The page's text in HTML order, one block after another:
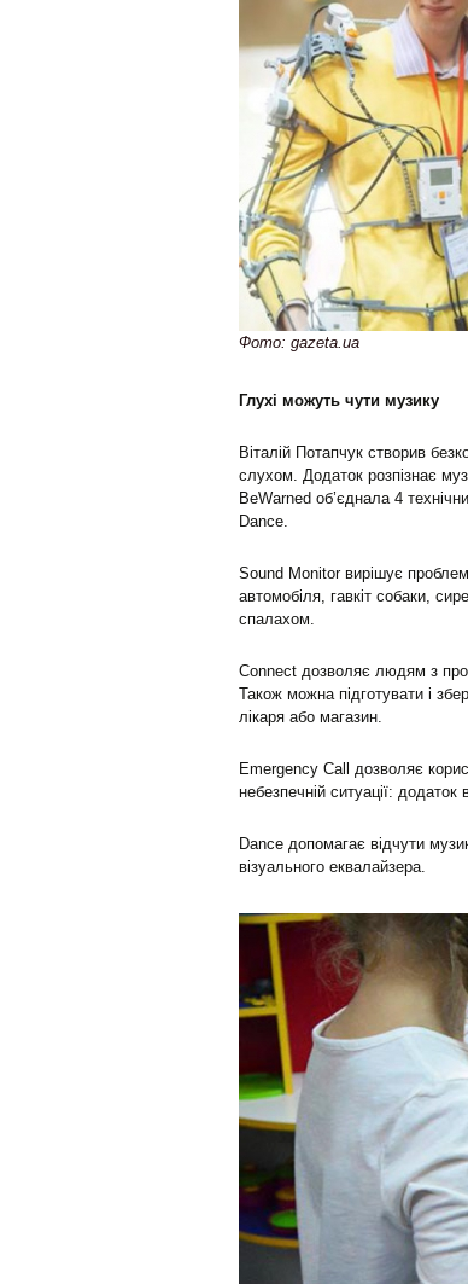
Фото: gazeta.ua
Глухі можуть чути музику
Віталій Потапчук створив
слухом. Додаток розпізнає
BeWarned об’єднала 4
Dance.
Sound Monitor вирішує
автомобіля, гавкіт собаки,
спалахом.
Connect дозволяє людям з
Також можна підготувати і
лікаря або магазин.
Emergency Call дозволяє
небезпечній ситуації:
Dance допомагає відчути
візуального еквалайзера.